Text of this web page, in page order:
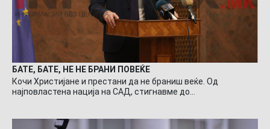
БАТЕ, БАТЕ, НЕ НЕ БРАНИ ПОВЕЌЕ
Кочи Христијане и престани да не браниш веќе. Од
најповластена нација на САД, стигнавме до…